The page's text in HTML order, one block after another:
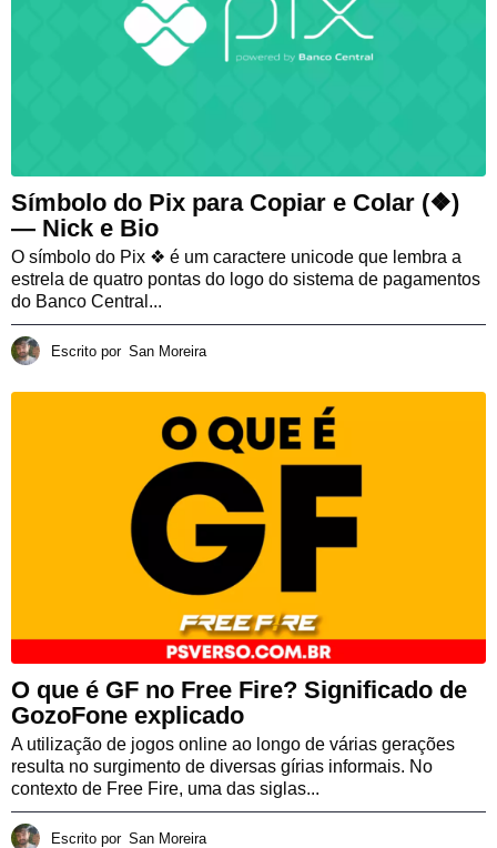
Símbolo do Pix para Copiar e Colar (❖)
— Nick e Bio
O símbolo do Pix ❖ é um caractere unicode que lembra a
estrela de quatro pontas do logo do sistema de pagamentos
do Banco Central...
Escrito por San Moreira
O que é GF no Free Fire? Significado de
GozoFone explicado
A utilização de jogos online ao longo de várias gerações
resulta no surgimento de diversas gírias informais. No
contexto de Free Fire, uma das siglas...
Escrito por San Moreira